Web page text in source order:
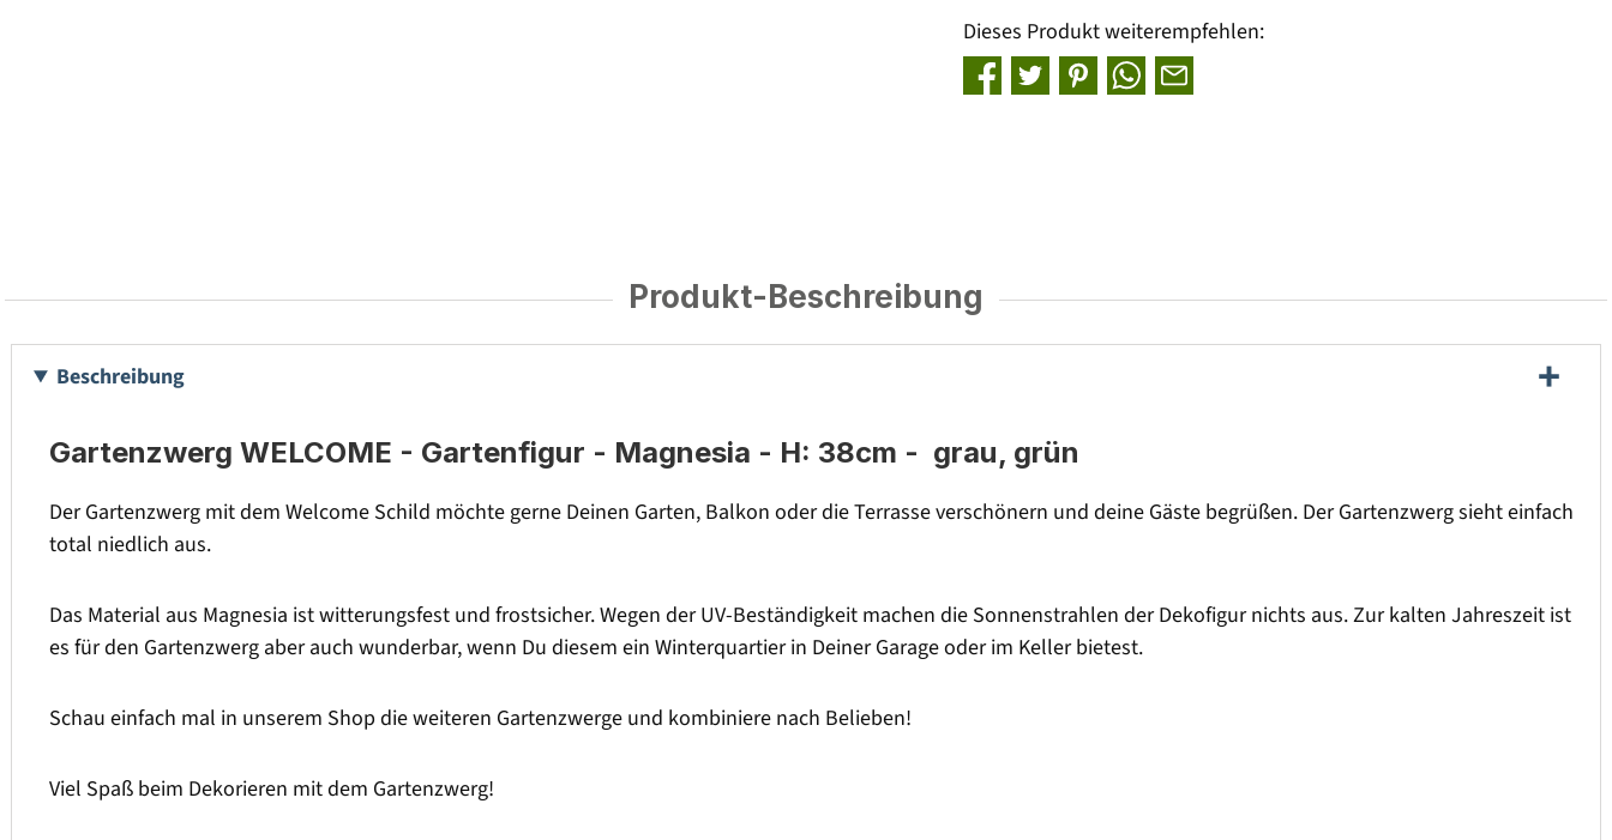
Dieses Produkt weiterempfehlen:
Produkt-Beschreibung
Beschreibung
Gartenzwerg WELCOME - Gartenfigur - Magnesia - H: 38cm - grau, grün
Der Gartenzwerg mit dem Welcome Schild möchte gerne Deinen Garten, Balkon oder die Terrasse verschönern und deine Gäste begrüßen. Der Gartenzwerg sieht einfach
total niedlich aus.
Das Material aus Magnesia ist witterungsfest und frostsicher. Wegen der UV-Beständigkeit machen die Sonnenstrahlen der Dekofigur nichts aus. Zur kalten Jahreszeit ist
es für den Gartenzwerg aber auch wunderbar, wenn Du diesem ein Winterquartier in Deiner Garage oder im Keller bietest.
Schau einfach mal in unserem Shop die weiteren Gartenzwerge und kombiniere nach Belieben!
Viel Spaß beim Dekorieren mit dem Gartenzwerg!